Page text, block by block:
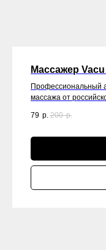
Массажер Vacu
Профессиональный
массажа от
79 р. 200 р.